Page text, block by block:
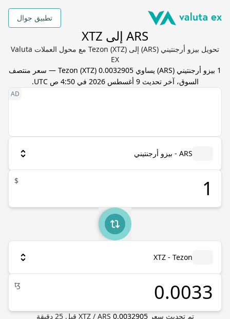
تطبيق جوال
ARS إلى XTZ
تحويل بيزو أرجنتيني (ARS) إلى Tezon (XTZ) مع محول العملات Valuta
EX
1 بيزو أرجنتيني (
ARS) يساوي 0.0032905
Tezon (XTZ
) — سعر منتصف
السوق، آخر تحديث9 أغسطس 2026 في 4:50 ص UTC .
ARS - بيزو أرجنتيني
$
XTZ - Tezon
ꜩ
تم تحديث سعر XTZ/ ARS 0.0032905 قبل25 دقيقة